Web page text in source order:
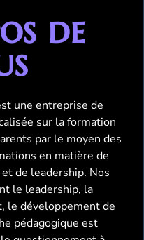
de
une entreprise de
sur la formation
par le moyen des
en matière de
de leadership. Nos
le leadership, la
le développement de
pédagogique est